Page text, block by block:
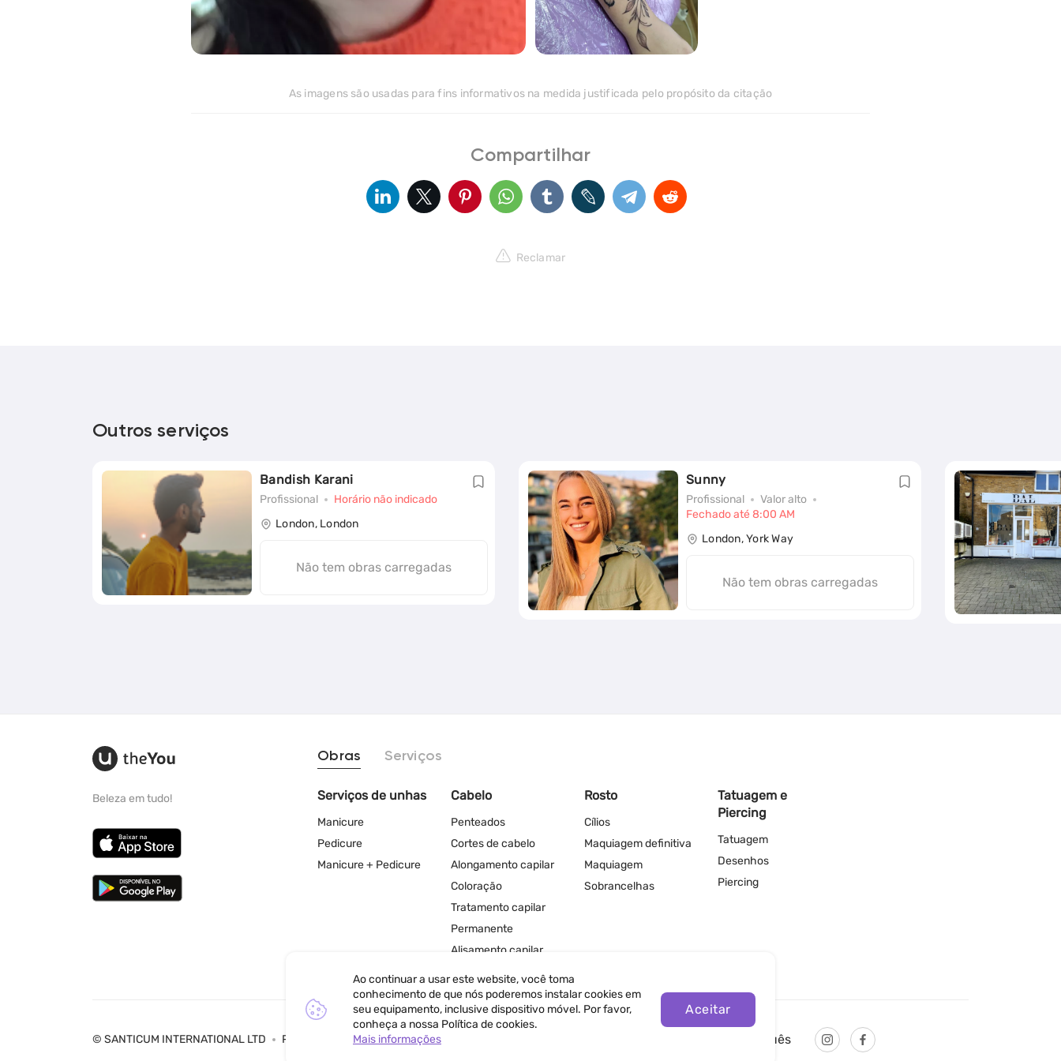
>
>
0
As imagens são usadas para fins informativos na medida justificada pelo propósito da citação
Compartilhar
Reclamar
Outros serviços
Bandish Karani
Profissional
Horário não indicado
London, London
Não tem obras carregadas
Sunny
Profissional
Valor alto
Fechado até 8:00 AM
London, York Way
Não tem obras carregadas
Beleza em tudo!
Obras Serviços
Serviços de unhas
Manicure
Pedicure
Manicure + Pedicure
Cabelo
Penteados
Cortes de cabelo
Alongamento capilar
Coloração
Tratamento capilar
Permanente
Alisamento capilar
Rosto
Cílios
Maquiagem definitiva
Maquiagem
Sobrancelhas
Tatuagem e
Piercing
Tatuagem
Desenhos
Piercing
© SANTICUM INTERNATIONAL LTD Política de Privacidade Termos de Uso Português
Ao continuar a usar este website, você toma
conhecimento de que nós poderemos instalar cookies em
seu equipamento, inclusive dispositivo móvel. Por favor,
conheça a nossa Política de cookies.
Mais informações
Aceitar